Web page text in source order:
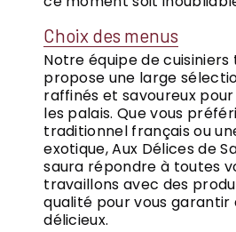
Choix des menus
Notre équipe de
propose une large
raffinés et savoureux
les palais. Que vous
traditionnel français ou
exotique, Aux Délices de
saura répondre à toutes
travaillons avec des
qualité pour vous garantir
délicieux.